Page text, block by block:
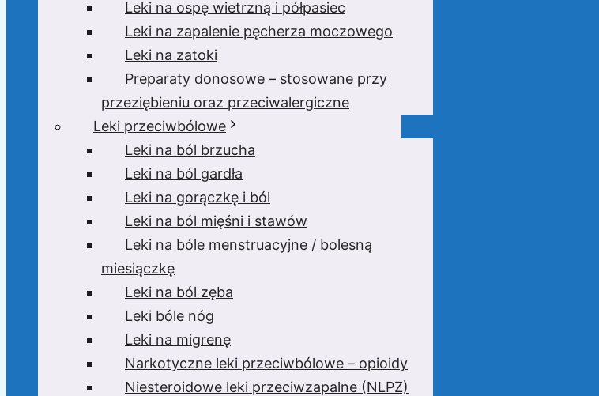
Leki na ospę wietrzną i półpasiec
Leki na zapalenie pęcherza moczowego
Leki na zatoki
Preparaty donosowe – stosowane przy
przeziębieniu oraz przeciwalergiczne
Leki przeciwbólowe
Leki na ból brzucha
Leki na ból gardła
Leki na gorączkę i ból
Leki na ból mięśni i stawów
Leki na bóle menstruacyjne / bolesną
miesiączkę
Leki na ból zęba
Leki bóle nóg
Leki na migrenę
Narkotyczne leki przeciwbólowe – opioidy
Niesteroidowe leki przeciwzapalne (NLPZ)